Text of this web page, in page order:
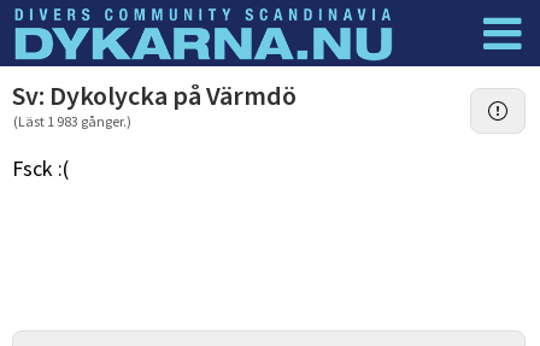
Dyknyheter Logga in
Sv: Dykolycka på Värmdö
(Läst 1 983 gånger.)
Fsck :(